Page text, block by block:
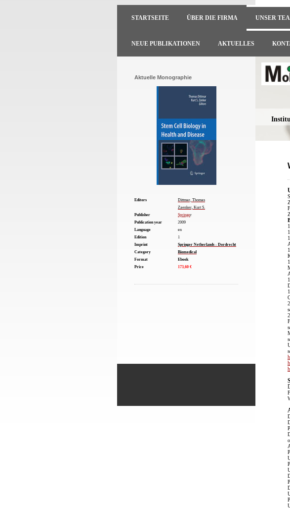
STARTSEITE ÜBER DIE FIRMA UNSER
NEUE PUBLIKATIONEN AKTUELLES
Aktuelle Monographie
Editors
Dittmar, Thomas
Zaenker, Kurt S.
Publisher
Springer
Publication year
2009
Language
en
Edition
1
Imprint
Springer Netherlands - Dordrecht
Category
Biomedical
Format
Ebook
Price
173,60 €